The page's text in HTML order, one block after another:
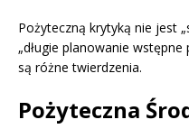
Pożyteczną krytyką nie jest
„długie planowanie
są różne twierdzenia.
Pożyteczna